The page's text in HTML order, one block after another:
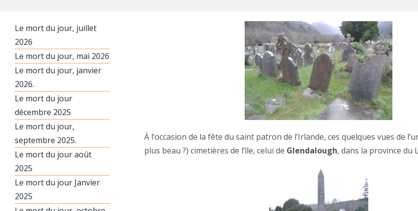
À l’occasion de la fête du saint patron de l’Irlande, ces quelques vues de
plus beau ?) cimetières de l’île, celui de Glendalough, dans la province du
Le mort du jour, juillet
2026
Le mort du jour, mai 2026
Le mort du jour, janvier
2026.
Le mort du jour
décembre 2025
Le mort du jour,
septembre 2025.
Le mort du jour août
2025
Le mort du jour Janvier
2025